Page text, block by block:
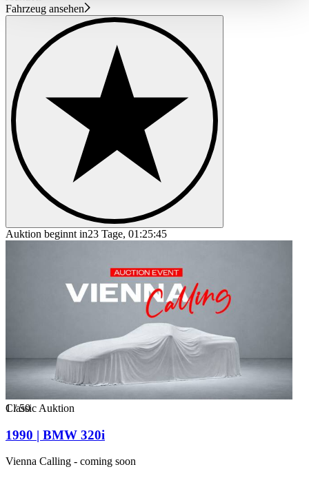
haben oder die sie im Rahmen Ihrer Nutzung der Dienste
gesammelt haben.Datenschutzerklärung
Fahrzeug ansehen
Auktion beginnt in23 Tage, 01:25:45
1/50
Classic Auktion
1990 | BMW 320i
Vienna Calling - coming soon